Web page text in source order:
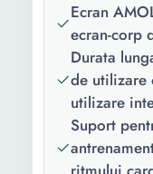
compatibil:
Material
curea/bratara:
Culoare
curea/bratara:
Ecran
ecran-corp
Durata
de utilizare
utilizare
Suport